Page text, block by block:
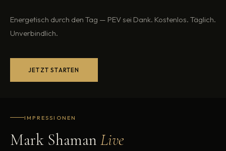
Energetisch durch den Tag — PEV sei Dank. Kostenlos. Täglich.
Unverbindlich.
JETZT STARTEN
IMPRESSIONEN
Mark Shaman Live